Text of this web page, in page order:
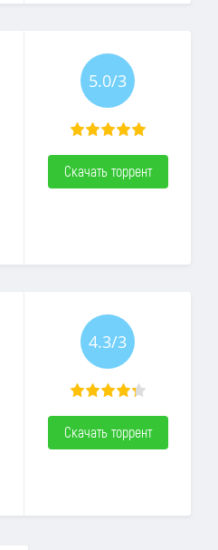
5.0/3
Скачать торрент
4.3/3
Скачать торрент